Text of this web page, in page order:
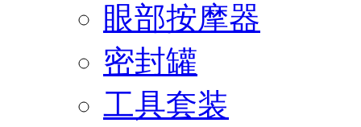
眼部按摩器
密封罐
工具套装